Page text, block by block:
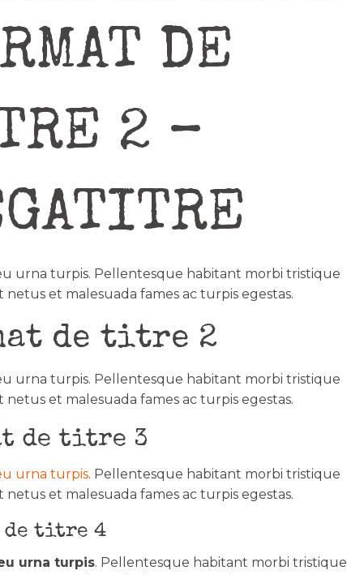
DE
2 –
urna turpis. Pellentesque habitant morbi tristique
netus et malesuada fames ac turpis egestas.
de titre 2
urna turpis. Pellentesque habitant morbi tristique
netus et malesuada fames ac turpis egestas.
de titre 3
urna turpis. Pellentesque habitant morbi tristique
netus et malesuada fames ac turpis egestas.
de titre 4
urna turpis. Pellentesque habitant morbi tristique